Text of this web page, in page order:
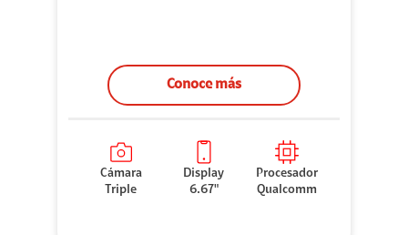
Conoce más
Cámara
Triple
Display
6.67"
Procesador
Qualcomm